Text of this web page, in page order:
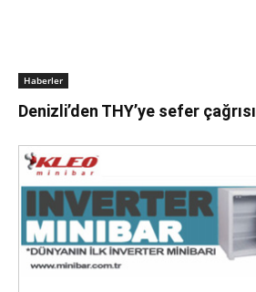
Haberler
Denizli’den THY’ye sefer çağrısı